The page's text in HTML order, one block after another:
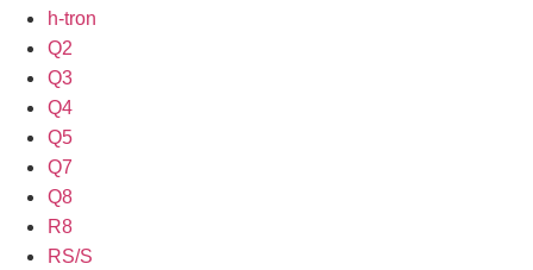
h-tron
Q2
Q3
Q4
Q5
Q7
Q8
R8
RS/S